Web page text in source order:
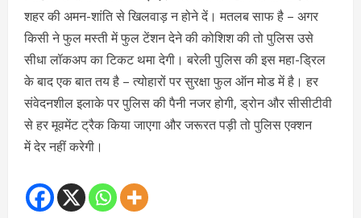
शहर की अमन-शांति से खिलवाड़ न होने दें। मतलब साफ है – अगर
किसी ने फुल मस्ती में फुल टेंशन देने की कोशिश की तो पुलिस उसे
सीधा लॉकअप का टिकट थमा देगी। बरेली पुलिस की इस महा-ड्रिल
के बाद एक बात तय है – त्योहारों पर सुरक्षा फुल ऑन मोड में है। हर
संवेदनशील इलाके पर पुलिस की पैनी नजर होगी, ड्रोन और सीसीटीवी
से हर मूवमेंट ट्रैक किया जाएगा और जरूरत पड़ी तो पुलिस एक्शन
में देर नहीं करेगी।